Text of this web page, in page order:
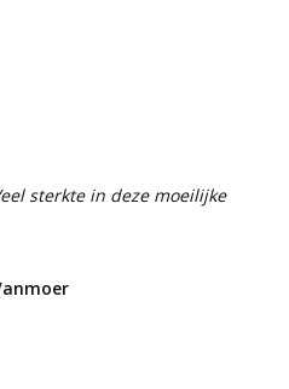
sterkte in deze moeilijke